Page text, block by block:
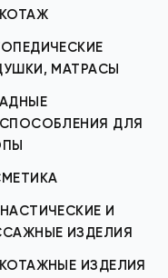
МАТРАСЫ
ДЛЯ
И
ИЗДЕЛИЯ
ИЗДЕЛИЯ